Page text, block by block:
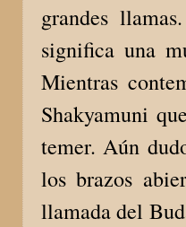
grandes
significa una
Mientras
Shakyamuni
temer. Aún
los brazos
llamada del